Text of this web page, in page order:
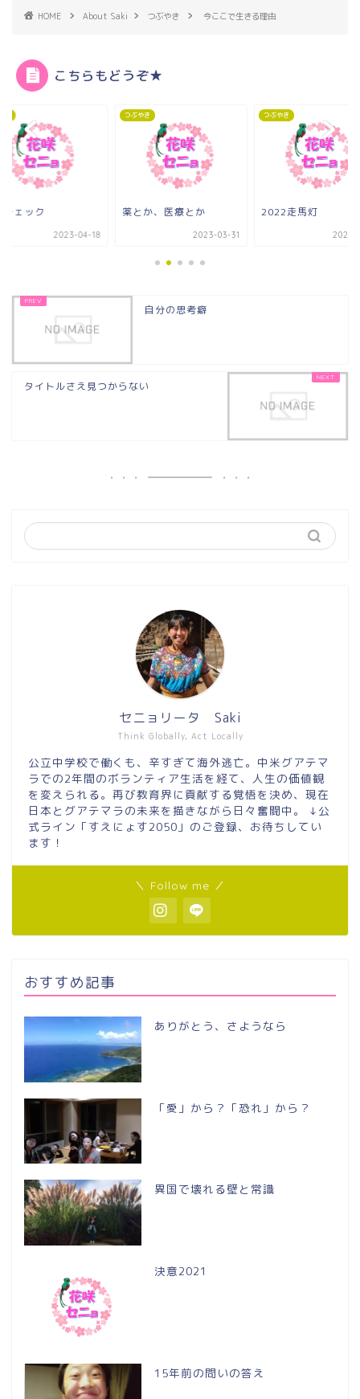
HOME About Saki つぶやき 今ここで生きる理由
こちらもどうぞ★
チェック
2023-04-18
つぶやき
薬とか、医療とか
2023-03-31
つぶやき
2022走馬灯
2023-
自分の思考癖
タイトルさえ見つからない
Think Globally, Act Locally
セニョリータ Saki
公立中学校で働くも、辛すぎて海外逃亡。中米グアテマ
ラでの2年間のボランティア生活を経て、人生の価値観
を変えられる。再び教育界に貢献する覚悟を決め、現在
日本とグアテマラの未来を描きながら日々奮闘中。 ↓公
式ライン「すえにょす2050」のご登録、お待ちしてい
ます！
＼ Follow me ／
おすすめ記事
ありがとう、さようなら
「愛」から？「恐れ」から？
異国で壊れる壁と常識
決意2021
15年前の問いの答え